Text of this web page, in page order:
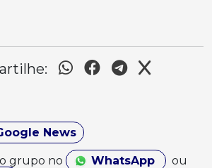
News
grupo no WhatsApp
ou